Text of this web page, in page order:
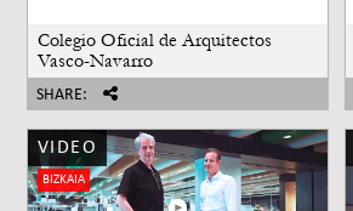
Colegio Oficial de Arquitectos
Vasco-Navarro
SHARE:
VIDEO
BIZKAIA